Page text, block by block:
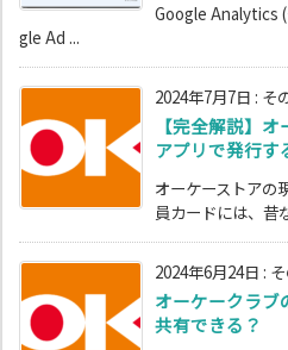
Google Analytics
gle Ad ...
2024年7月7日 : そ
【完全解説】
アプリで発行す
オーケーストアの
員カードには、昔
2024年6月24日 :
オーケークラブ
共有できる？